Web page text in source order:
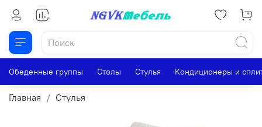
Обеденные группы Столы Стулья Кондиционеры и
Главная Стулья